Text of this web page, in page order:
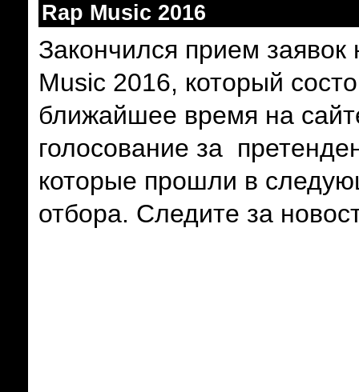
Rap Music 2016
Закончился прием заявок
Music 2016, который
ближайшее время на
голосование за
которые прошли в
отбора. Следите за